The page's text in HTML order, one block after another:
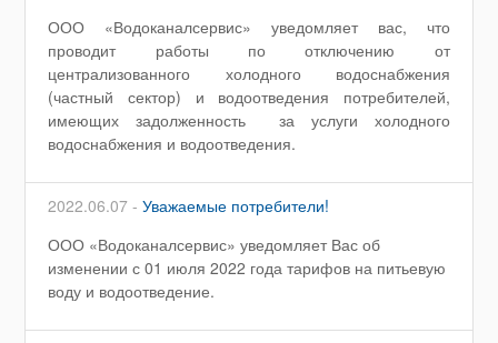
ООО «Водоканалсервис» уведомляет вас, что
проводит работы по отключению от
централизованного холодного водоснабжения
(частный сектор) и водоотведения потребителей,
имеющих задолженность за услуги холодного
водоснабжения и водоотведения.
2022.06.07 -Уважаемые потребители!
ООО «Водоканалсервис» уведомляет Вас об
изменении с 01 июля 2022 года тарифов на питьевую
воду и водоотведение.